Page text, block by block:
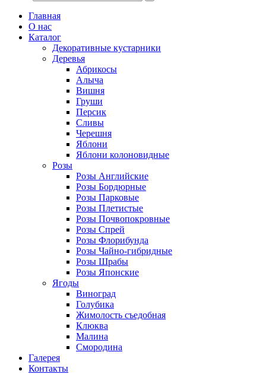
Главная
О нас
Каталог
Декоративные кустарники
Деревья
Абрикосы
Алыча
Вишня
Груши
Персик
Сливы
Черешня
Яблони
Яблони колоновидные
Розы
Розы Английские
Розы Бордюрные
Розы Парковые
Розы Плетистые
Розы Почвопокровные
Розы Спрей
Розы Флорибунда
Розы Чайно-гибридные
Розы Шрабы
Розы Японские
Ягоды
Виноград
Голубика
Жимолость съедобная
Клюква
Малина
Смородина
Галерея
Контакты